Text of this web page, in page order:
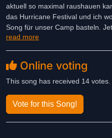
aktuell so maximal raushauen
das Hurricane Festival und ich
Song für unser Camp basteln.
hoffe er gefällt 🙌🏻
Das Musikvideo findet ihr auf
Song läuft auch auf Spotify,
Diensten ✌🏻
read more
Online voting
This song has received 14 votes.
Vote for this Song!